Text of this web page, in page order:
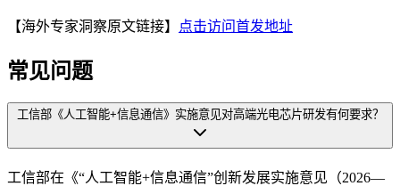
【海外专家洞察原文链接】 点击访问首发地址
常见问题
工信部《人工智能+信息通信》实施意见对高端光电芯片研发有何要求？
工信部在《“人工智能+信息通信”创新发展实施意见（2026—